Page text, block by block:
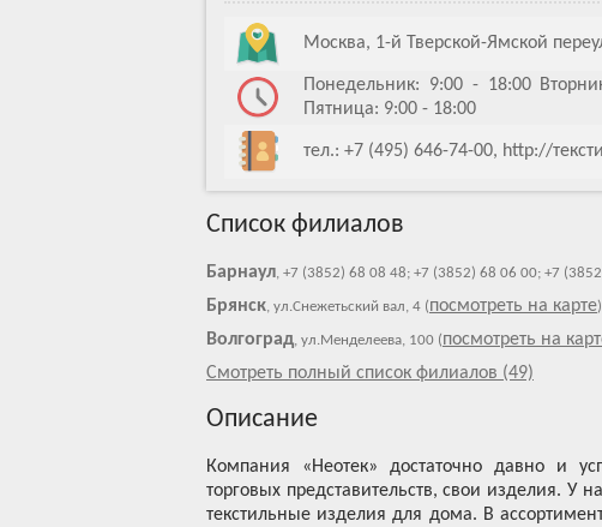
Москва, 1-й Тверской-Ямской
Понедельник: 9:00 - 18:00
Пятница: 9:00 - 18:00
тел.: +7 (495) 646-74-00, http://
Список филиалов
Барнаул, +7 (3852) 68 08 48; +7 (3852) 68 06 00; +7
Брянск, ул.Снежетьский вал, 4 (посмотреть на карте)
Волгоград, ул.Менделеева, 100 (посмотреть на
Смотреть полный список филиалов (49)
Описание
Компания «Неотек» достаточно давно и
торговых представительств, свои изделия. У
текстильные изделия для дома. В